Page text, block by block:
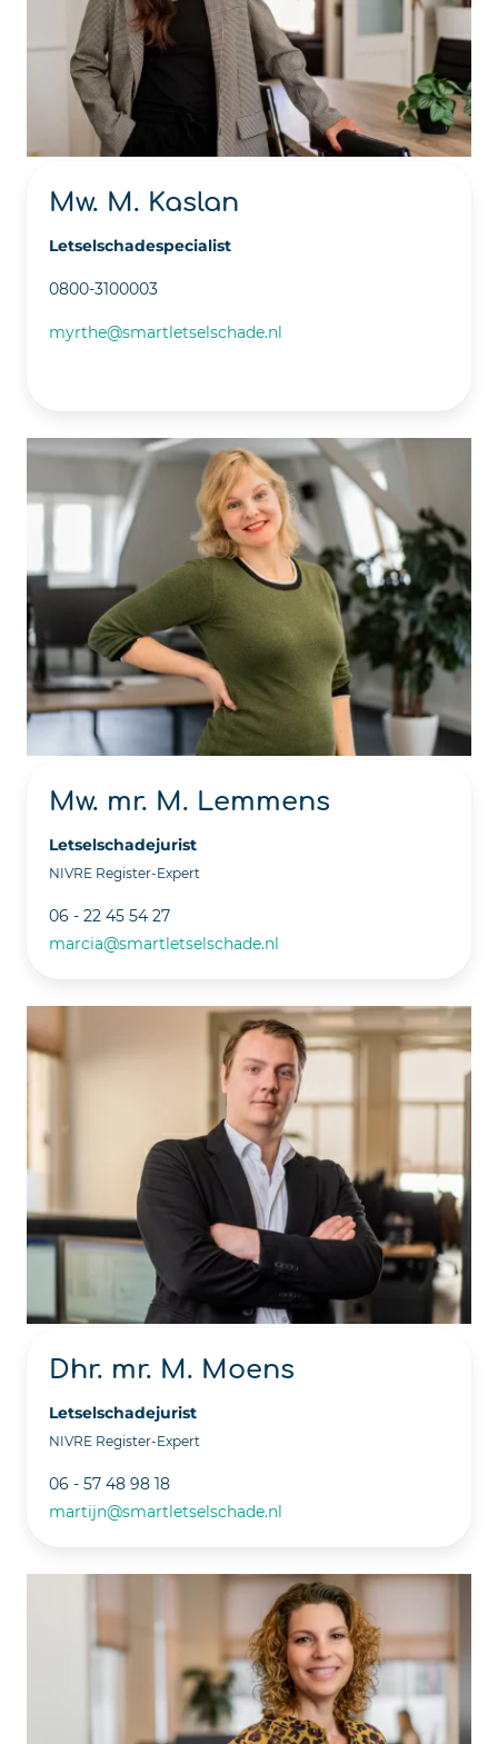
Mw. M. Kaslan
Letselschadespecialist
0800-3100003
myrthe@smartletselschade.nl
Mw. mr. M. Lemmens
Letselschadejurist
NIVRE Register-Expert
06 - 22 45 54 27
marcia@smartletselschade.nl
Dhr. mr. M. Moens
Letselschadejurist
NIVRE Register-Expert
06 - 57 48 98 18
martijn@smartletselschade.nl